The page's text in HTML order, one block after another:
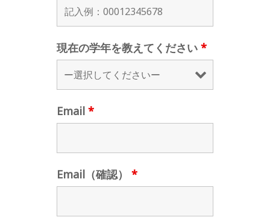
現在の学年を教えてください *
Email *
Email（確認） *